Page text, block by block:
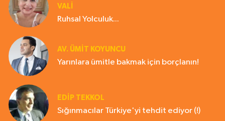
VALİ
Ruhsal Yolculuk...
AV. ÜMIT KOYUNCU
Yarınlara ümitle bakmak için borçlanın!
EDIP TEKKOL
Sığınmacılar Türkiye'yi tehdit ediyor (!)